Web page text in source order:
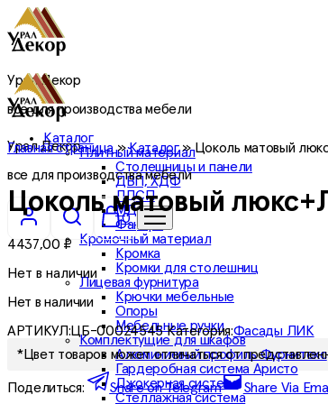
Урал Декор
все для производства мебели
Каталог
Плитный материал
Столешницы и панели
ДВП, ХДФ
ЛДСП
МДФ
Фанера
Кромочный материал
Кромка
Кромки для столешниц
Лицевая фурнитура
Крючки мебельные
Опоры
Мебельные ручки
Комплектущие для шкафов
Алюминиевый профиль Фурнитекс
Гардеробная система Аристо
Джокерная система
Стеллажная система
Урал Декор
все для производства мебели
0
Главная страница»Каталог»Цоколь матовый
Цоколь матовый
4437,00 ₽
Нет в наличии
Нет в наличии
АРТИКУЛ:ЦБ-00024545 Категория:Фасады ЛИК
*Цвет товаров может отличаться от
Поделиться: Share on Telegram Share Via